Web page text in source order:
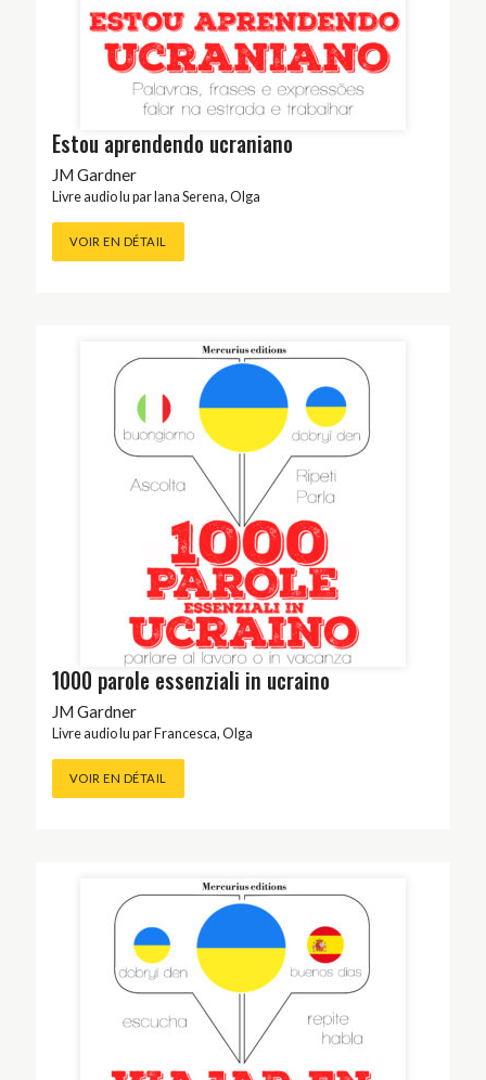
Estou aprendendo ucraniano
JM Gardner
Livre audio lu par Iana Serena, Olga
VOIR EN DÉTAIL
1000 parole essenziali in ucraino
JM Gardner
Livre audio lu par Francesca, Olga
VOIR EN DÉTAIL